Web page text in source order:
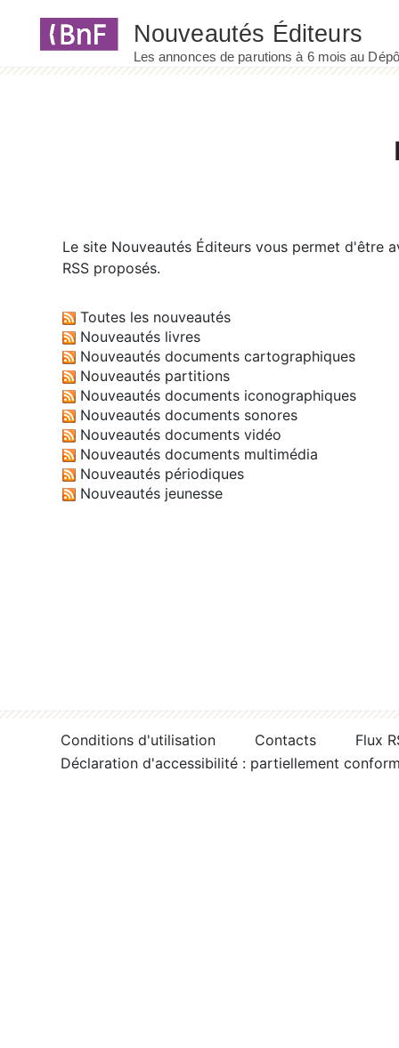
Le site Nouveautés Éditeurs vous permet d'être
RSS proposés.
Toutes les nouveautés
Nouveautés livres
Nouveautés documents cartographiques
Nouveautés partitions
Nouveautés documents iconographiques
Nouveautés documents sonores
Nouveautés documents vidéo
Nouveautés documents multimédia
Nouveautés périodiques
Nouveautés jeunesse
Conditions d'utilisation Contacts
Flux
Déclaration d'accessibilité : partiellement